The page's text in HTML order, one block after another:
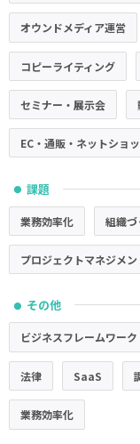
オウンドメディア運営
コピーライティング
セミナー・展示会
EC・通販・ネットショ
● 課題
業務効率化 組織づ
プロジェクトマネジメン
● その他
ビジネスフレームワーク
法律 SaaS
業務効率化